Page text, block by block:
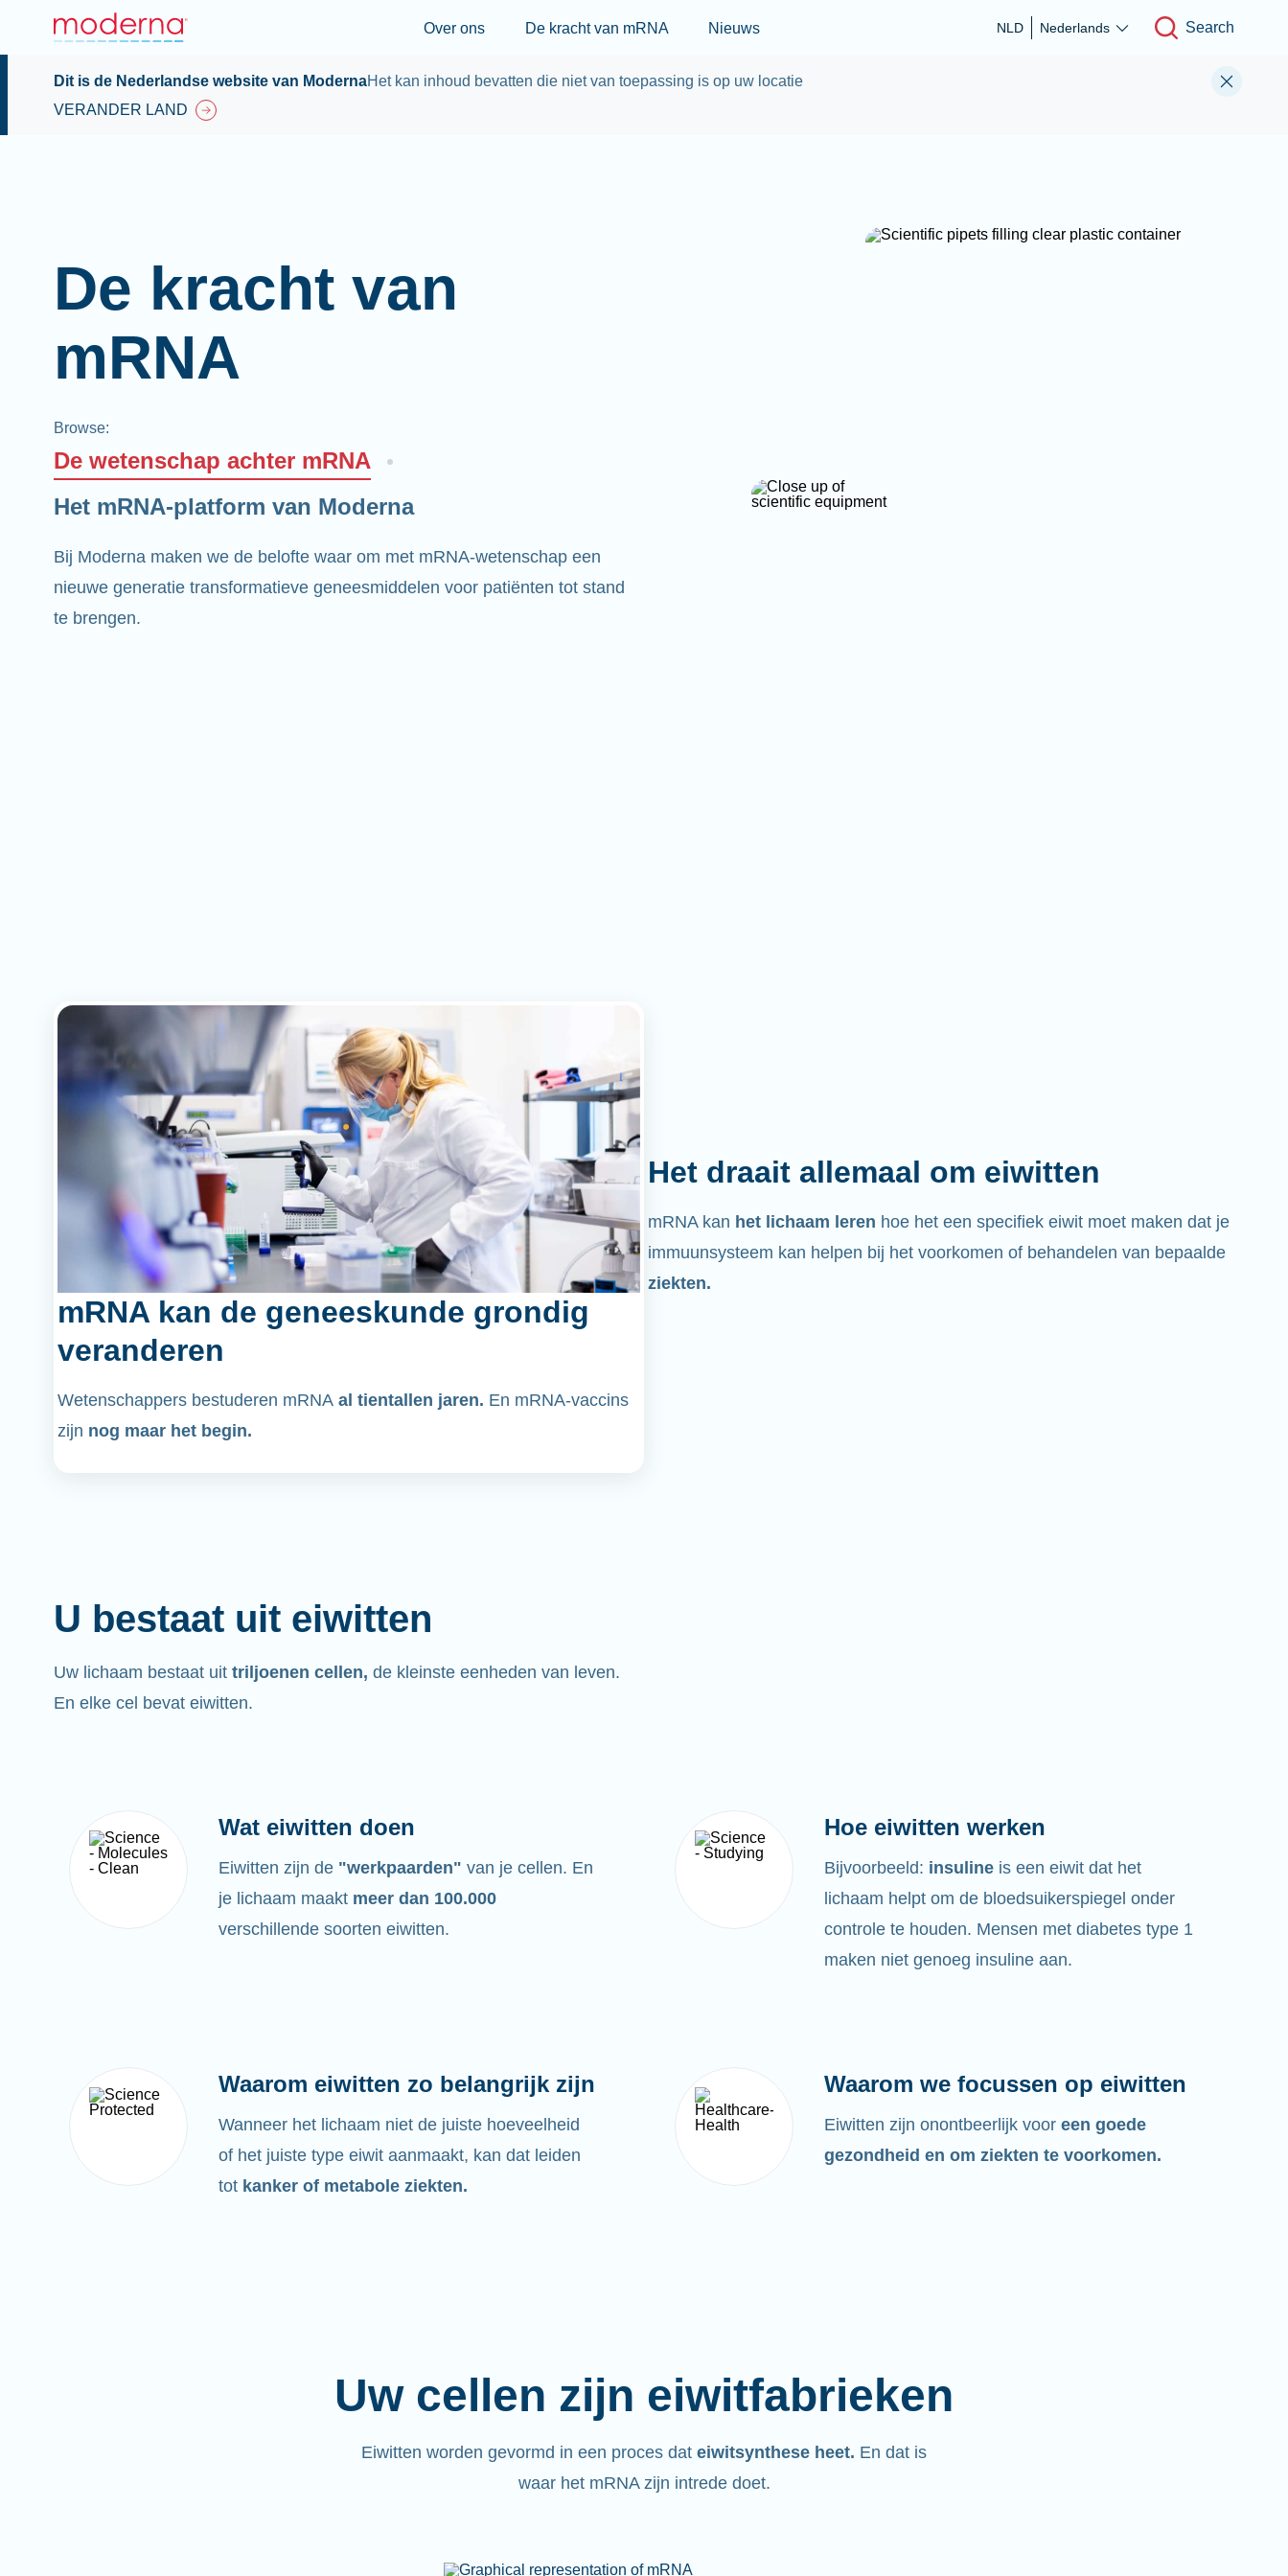
Skip to main content
Over ons De kracht van mRNA Nieuws NLD Nederlands Search
Dit is de Nederlandse website van ModernaHet kan inhoud bevatten die niet van toepassing is op uw locatie
VERANDER LAND
De kracht van
mRNA
Browse:
De wetenschap achter mRNA
Het mRNA-platform van Moderna
Bij Moderna maken we de belofte waar om met mRNA-wetenschap een
nieuwe generatie transformatieve geneesmiddelen voor patiënten tot stand
te brengen.
mRNA kan de geneeskunde grondig
veranderen
Wetenschappers bestuderen mRNAal tientallen jaren. En mRNA-vaccins
zijn nog maar het begin.
Het draait allemaal om eiwitten
mRNA kan het lichaam leren hoe het een specifiek eiwit moet maken dat je
immuunsysteem kan helpen bij het voorkomen of behandelen van bepaalde
ziekten.
U bestaat uit eiwitten
Uw lichaam bestaat uit triljoenen cellen, de kleinste eenheden van leven.
En elke cel bevat eiwitten.
Wat eiwitten doen
Eiwitten zijn de "werkpaarden" van je cellen. En
je lichaam maakt meer dan 100.000
verschillende soorten eiwitten.
Hoe eiwitten werken
Bijvoorbeeld: insuline is een eiwit dat het
lichaam helpt om de bloedsuikerspiegel onder
controle te houden. Mensen met diabetes type 1
maken niet genoeg insuline aan.
Waarom eiwitten zo belangrijk zijn
Wanneer het lichaam niet de juiste hoeveelheid
of het juiste type eiwit aanmaakt, kan dat leiden
tot kanker of metabole ziekten.
Waarom we focussen op eiwitten
Eiwitten zijn onontbeerlijk voor een goede
gezondheid en om ziekten te voorkomen.
Uw cellen zijn eiwitfabrieken
Eiwitten worden gevormd in een proces dat eiwitsynthese heet. En dat is
waar het mRNA zijn intrede doet.